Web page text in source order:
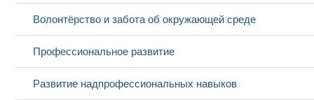
Волонтёрство и забота об окружающей среде
Профессиональное развитие
Развитие надпрофессиональных навыков